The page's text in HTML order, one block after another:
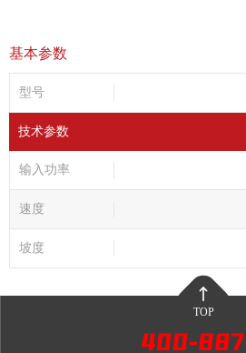
基本参数
型号
技术参数
输入功率
速度
坡度
TOP